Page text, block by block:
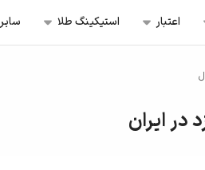
اعتبار استیکینگ طلا سایر